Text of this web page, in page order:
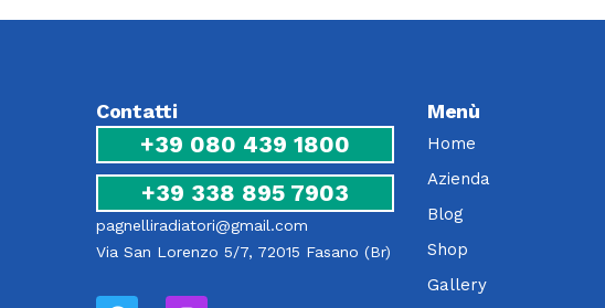
Contatti
+39 080 439 1800
+39 338 895 7903
pagnelliradiatori@gmail.com
Via San Lorenzo 5/7, 72015 Fasano (Br)
Menù
Home
Azienda
Blog
Shop
Gallery